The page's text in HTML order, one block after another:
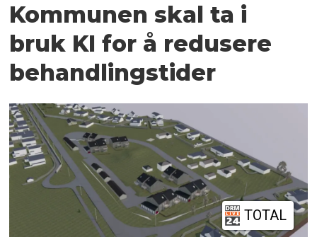
Kommunen skal ta i
bruk KI for å redusere
behandlingstider
TOTAL